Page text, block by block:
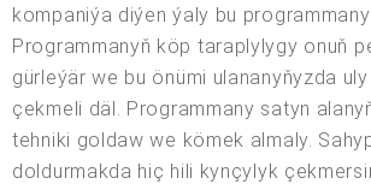
kompaniýa diýen ýaly bu
Programmanyň köp taraplylygy onuň
gürleýär we bu önümi ulananyňyzda
çekmeli däl. Programmany satyn
tehniki goldaw we kömek almaly.
doldurmakda hiç hili kynçylyk